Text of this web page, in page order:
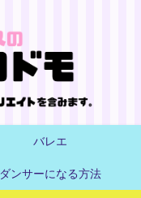
バレエ
ダンサーになる方法